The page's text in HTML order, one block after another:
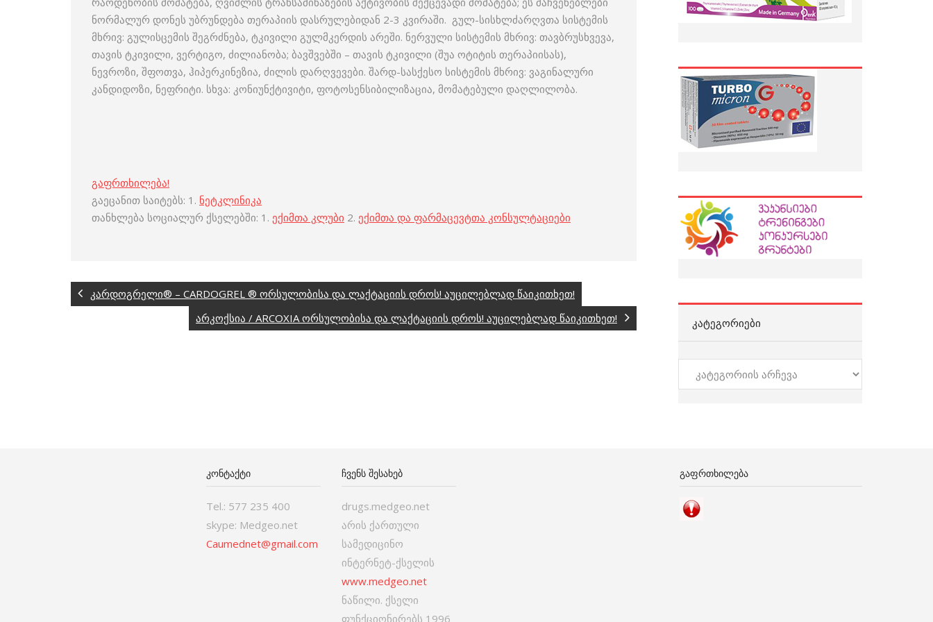
ნორმალურ დონეს უბრუნდება თერაპიის დასრულებიდან 2-3 კვირაში. გულ-სისხლძარღვთა სისტემის
მხრივ: გულისცემის შეგრძნება, ტკივილი გულმკერდის არეში. ნერვული სისტემის მხრივ: თავბრუსხვევა,
თავის ტკივილი, ვერტიგო, ძილიანობა; ბავშვებში – თავის ტკივილი (შუა ოტიტის თერაპიისას),
ნევროზი, შფოთვა, ჰიპერკინეზია, ძილის დარღვევები. შარდ-სასქესო სისტემის მხრივ: ვაგინალური
კანდიდოზი, ნეფრიტი. სხვა: კონიუნქტივიტი, ფოტოსენსიბილიზაცია, მომატებული დაღლილობა.
გაფრთხილება!
გაეცანით საიტებს: 1. ნეტკლინიკა
თანხლება სოციალურ ქსელებში: 1. ექიმთა კლუბი 2. ექიმთა და ფარმაცევტთა კონსულტაციები
კარდოგრელი® – CARDOGREL ® ორსულობისა და ლაქტაციის დროს! აუცილებლად წაიკითხეთ!
არკოქსია / ARCOXIA ორსულობისა და ლაქტაციის დროს! აუცილებლად წაიკითხეთ!
ᲙᲐᲢᲔᲒᲝᲠᲘᲔᲑᲘ
კატეგორიები
ᲙᲝᲜᲢᲐᲥᲢᲘ
Tel.: 577 235 400
skype: Medgeo.net
Caumednet@gmail.com
ᲩᲕᲔᲜᲡ ᲨᲔᲡᲐᲮᲔᲑ
drugs.medgeo.net
არის ქართული
სამედიცინო
ინტერნეტ-ქსელის
www.medgeo.net
ნაწილი. ქსელი
ფუნქციონირებს 1996
ᲒᲐᲤᲠᲗᲮᲘᲚᲔᲑᲐ